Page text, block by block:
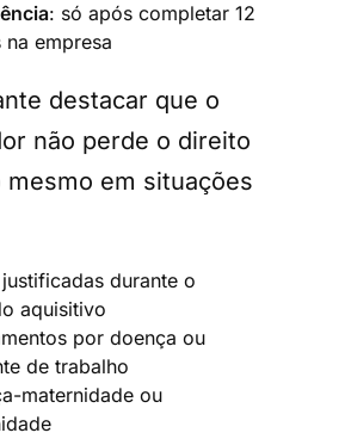
: só após completar 12
na empresa
destacar que o
não perde o direito
mesmo em situações
justificadas durante o
aquisitivo
por doença ou
de trabalho
maternidade ou